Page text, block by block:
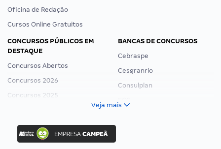
Oficina de Redação
Cursos Online Gratuitos
CONCURSOS PÚBLICOS EM
DESTAQUE
Concursos Abertos
Concursos 2026
Concursos 2025
Concurso Ibama
Concurso MPU
BANCAS DE CONCURSOS
Cebraspe
Cesgranrio
Consulplan
Veja mais